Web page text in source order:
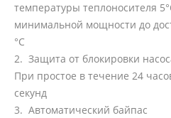
температуры теплоносителя
минимальной мощности до
°C
2. Защита от блокировки
При простое в течение 24
секунд
3. Автоматический байпас